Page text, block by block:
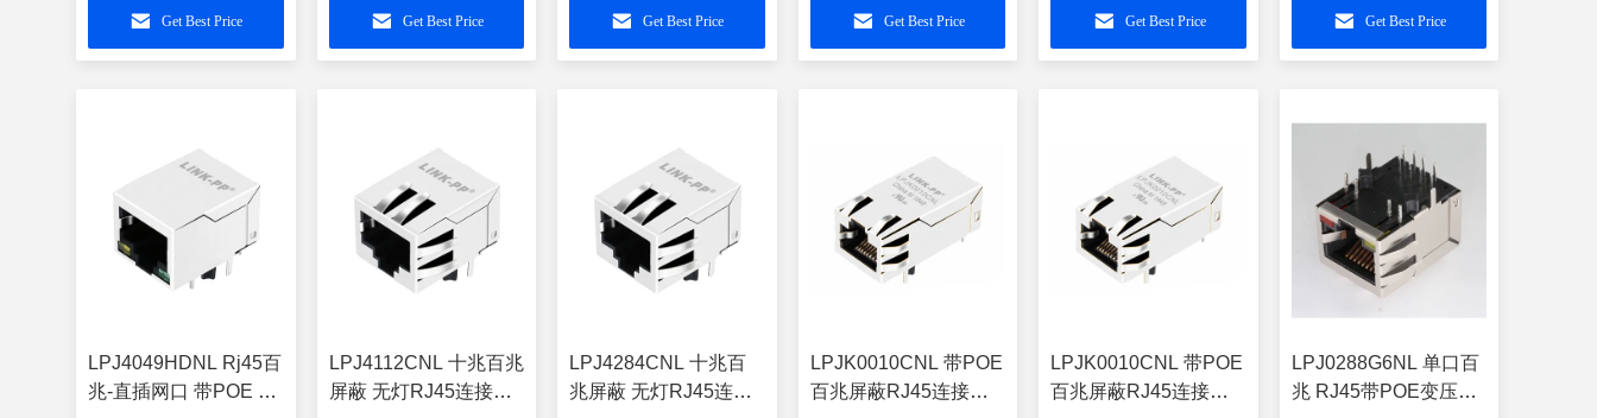
接口 LPJK2067A47NL
Get Best Price
LPJK2069AONL
Get Best Price
口 LPJK1014AGNL
Get Best Price
款RJ45连接器接口插
座 LPJK6069CNL
Get Best Price
7499211121A /
MIC66011-5171T-LF3
Get Best Price
PL4TI-10F6-YG1-ELH
Get Best Price
LPJ4049HDNL Rj45百
兆-直插网口 带POE 原
LPJ4112CNL 十兆百兆
屏蔽 无灯RJ45连接器
LPJ4284CNL 十兆百
兆屏蔽 无灯RJ45连接
LPJK0010CNL 带POE
百兆屏蔽RJ45连接器
LPJK0010CNL 带POE
百兆屏蔽RJ45连接器
LPJ0288G6NL 单口百
兆 RJ45带POE变压器